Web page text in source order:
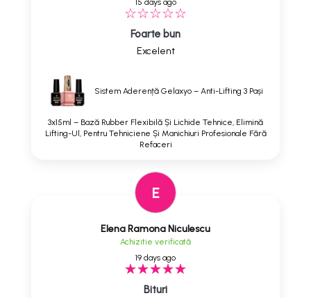
15 days ago
Foarte bun
Excelent
Sistem Aderență Gelaxyo – Anti-Lifting 3 Pași
3x15ml – Bază Rubber Flexibilă Și Lichide Tehnice, Elimină
Lifting-Ul, Pentru Tehniciene Și Manichiuri Profesionale Fără
Refaceri
E
Elena Ramona Niculescu
Achizitie verificată
19 days ago
Bituri